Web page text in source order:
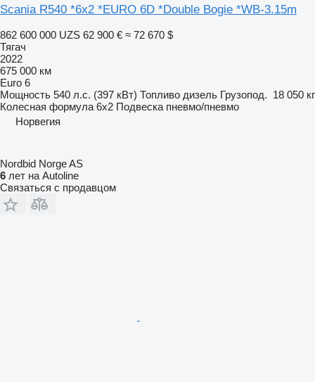
Scania R540 *6x2 *EURO 6D *Double Bogie *WB-3.15m
862 600 000 UZS 62 900 € ≈ 72 670 $
Тягач
2022
675 000 км
Euro 6
Мощность 540 л.с. (397 кВт) Топливо дизель Грузопод. 18 050 кг
Колесная формула 6x2 Подвеска пневмо/пневмо
Норвегия
Nordbid Norge AS
6 лет на Autoline
Связаться с продавцом